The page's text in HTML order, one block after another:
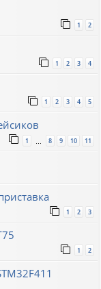
1 2
1 2 3 4
1 2 3 4 5
1 8 9 10 11
1 2 3
1 2